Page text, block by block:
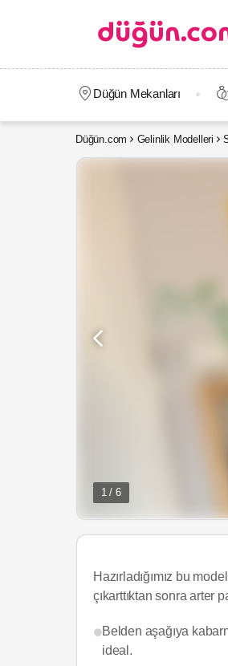
Düğün Mekanları
Düğün.com Gelinlik Modelleri
1 / 6
Hazırladığımız bu
çıkarttıktan sonra arter
Belden aşağıya
ideal.